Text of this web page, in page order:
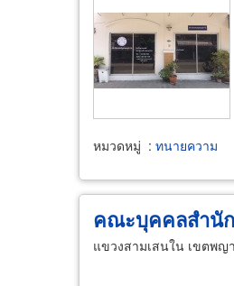
หมวดหมู่ : ทนายความ
คณะบุคคลสำนั
แขวงสามเสนใน เขตพญ